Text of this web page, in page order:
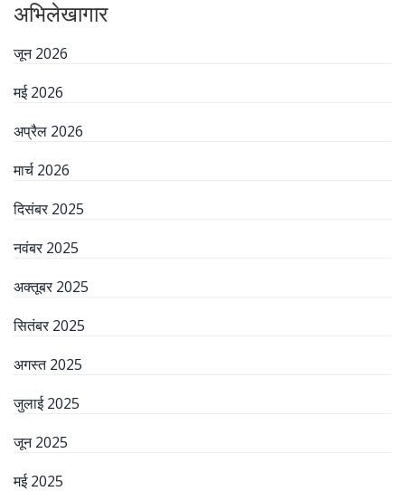
अभिलेखागार
जून 2026
मई 2026
अप्रैल 2026
मार्च 2026
दिसंबर 2025
नवंबर 2025
अक्तूबर 2025
सितंबर 2025
अगस्त 2025
जुलाई 2025
जून 2025
मई 2025